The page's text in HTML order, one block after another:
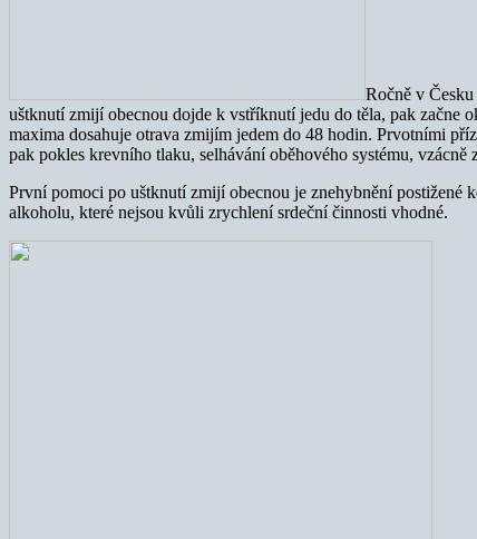
Ročně v
uštknutí zmijí obecnou dojde k vstříknutí jedu do těla, pak začne
maxima dosahuje otrava zmijím jedem do 48 hodin. Prvotními
pak pokles krevního tlaku, selhávání oběhového systému, vzácně
První pomoci po uštknutí zmijí obecnou je znehybnění
alkoholu, které nejsou kvůli zrychlení srdeční činnosti vhodné.